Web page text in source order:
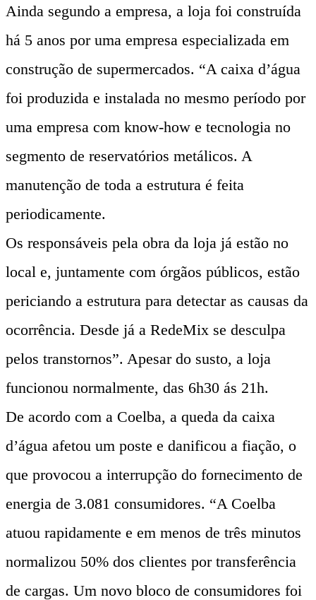
Ainda segundo a empresa, a loja foi construída
há 5 anos por uma empresa especializada em
construção de supermercados. “A caixa d’água
foi produzida e instalada no mesmo período por
uma empresa com know-how e tecnologia no
segmento de reservatórios metálicos. A
manutenção de toda a estrutura é feita
periodicamente.
Os responsáveis pela obra da loja já estão no
local e, juntamente com órgãos públicos, estão
periciando a estrutura para detectar as causas da
ocorrência. Desde já a RedeMix se desculpa
pelos transtornos”. Apesar do susto, a loja
funcionou normalmente, das 6h30 ás 21h.
De acordo com a Coelba, a queda da caixa
d’água afetou um poste e danificou a fiação, o
que provocou a interrupção do fornecimento de
energia de 3.081 consumidores. “A Coelba
atuou rapidamente e em menos de três minutos
normalizou 50% dos clientes por transferência
de cargas. Um novo bloco de consumidores foi